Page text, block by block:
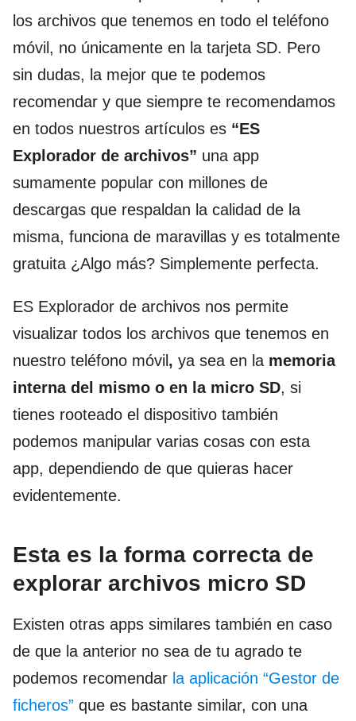
los archivos que tenemos en todo el teléfono
móvil, no únicamente en la tarjeta SD. Pero
sin dudas, la mejor que te podemos
recomendar y que siempre te recomendamos
en todos nuestros artículos es “ES
Explorador de archivos” una app
sumamente popular con millones de
descargas que respaldan la calidad de la
misma, funciona de maravillas y es totalmente
gratuita ¿Algo más? Simplemente perfecta.
ES Explorador de archivos nos permite
visualizar todos los archivos que tenemos en
nuestro teléfono móvil , ya sea en la memoria
interna del mismo o en la micro SD, si
tienes rooteado el dispositivo también
podemos manipular varias cosas con esta
app, dependiendo de que quieras hacer
evidentemente.
Esta es la forma correcta de
explorar archivos micro SD
Existen otras apps similares también en caso
de que la anterior no sea de tu agrado te
podemos recomendar la aplicación “Gestor de
ficheros” que es bastante similar, con una